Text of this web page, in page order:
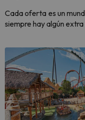
Cada oferta es un
siempre hay algún